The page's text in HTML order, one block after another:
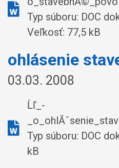
Typ súboru: DOC
Veľkosť: 77,5 kB
ohlásenie
03.03. 2008
Ĺľ_-
Typ súboru: DOC
kB